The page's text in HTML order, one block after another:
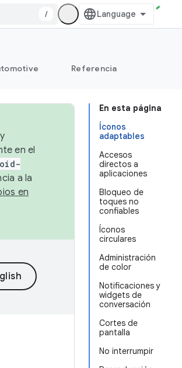
/
Referencia
En esta página
Íconos
adaptables
Accesos
directos a
aplicaciones
Bloqueo de
toques no
confiables
Íconos
circulares
Administración
de color
Notificaciones y
widgets de
conversación
Cortes de
pantalla
No interrumpir
en el
a la
en